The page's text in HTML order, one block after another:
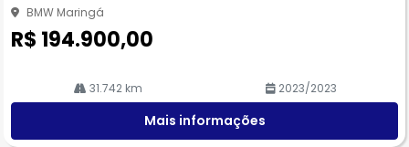
BMW Maringá
R$ 194.900,00
31.742 km 2023/2023
Mais informações